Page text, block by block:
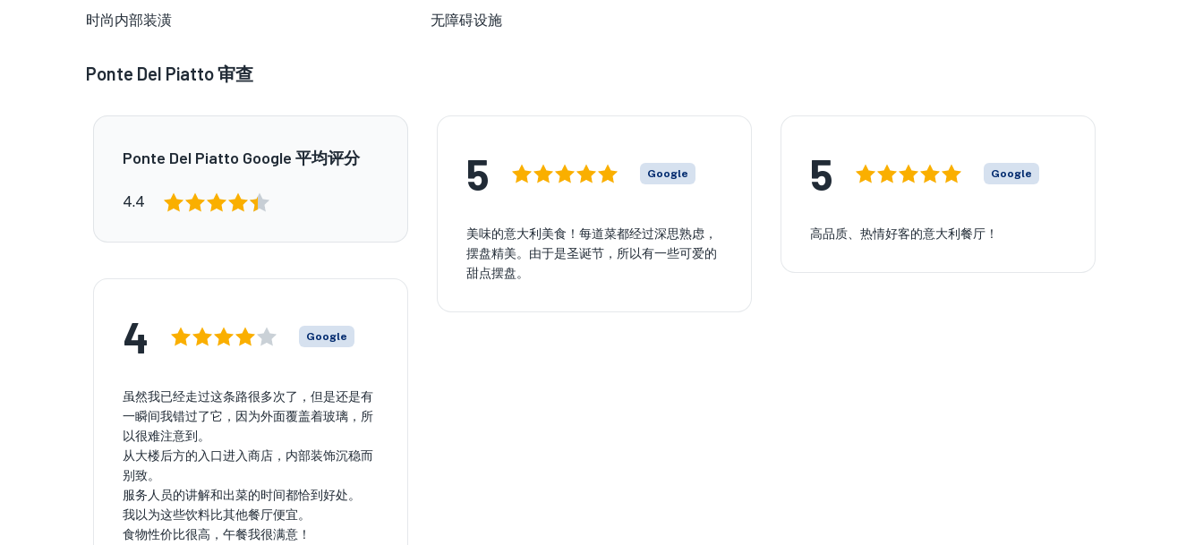
时尚内部装潢 无障碍设施
Ponte Del Piatto审查
Ponte Del Piatto Google 平均评分
4.4
5 Google
美味的意大利美食！每道菜都经过深思熟虑，
摆盘精美。由于是圣诞节，所以有一些可爱的
甜点摆盘。
5 Google
高品质、热情好客的意大利餐厅！
4 Google
虽然我已经走过这条路很多次了，但是还是有
一瞬间我错过了它，因为外面覆盖着玻璃，所
以很难注意到。
从大楼后方的入口进入商店，内部装饰沉稳而
别致。
服务人员的讲解和出菜的时间都恰到好处。
我以为这些饮料比其他餐厅便宜。
食物性价比很高，午餐我很满意！